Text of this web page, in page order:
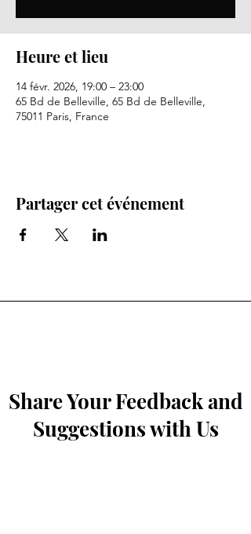
Heure et lieu
14 févr. 2026, 19:00 – 23:00
65 Bd de Belleville, 65 Bd de Belleville,
75011 Paris, France
Partager cet événement
Share Your Feedback and
Suggestions with Us